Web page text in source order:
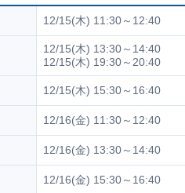
12/15(木) 11:30～12:40
12/15(木) 13:30～14:40
12/15(木) 19:30～20:40
12/15(木) 15:30～16:40
12/16(金) 11:30～12:40
12/16(金) 13:30～14:40
12/16(金) 15:30～16:40